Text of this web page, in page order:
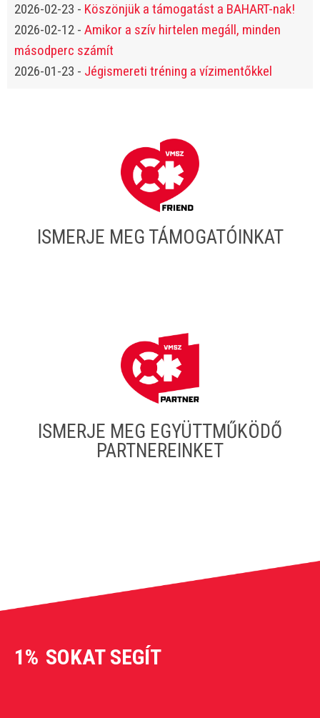
2026-02-23 - Köszönjük a támogatást a BAHART-nak!
2026-02-12 - Amikor a szív hirtelen megáll, minden
másodperc számít
2026-01-23 - Jégismereti tréning a vízimentőkkel
ISMERJE MEG TÁMOGATÓINKAT
ISMERJE MEG EGYÜTTMŰKÖDŐ
PARTNEREINKET
1% SOKAT SEGÍT